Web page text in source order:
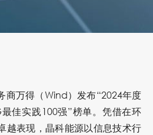
商万得（Wind）发布“2024年度
佳实践100强”榜单。凭借在环
越表现， 晶科能源以信息技术行